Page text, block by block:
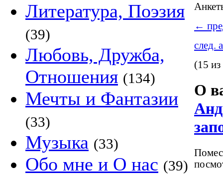
Литература, Поэзия
(39)
Любовь, Дружба,
Отношения (134)
Мечты и Фантазии
(33)
Музыка (33)
Обо мне и О нас (39)
←
след.
(15
О